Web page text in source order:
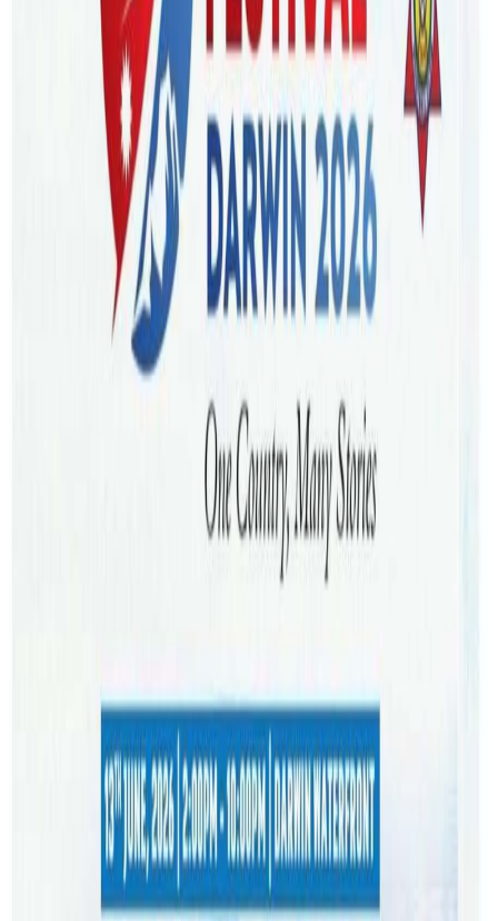
Wednesday, 2026 February 25 / 6:24 pm
काठमाडौं । नेपालका लागि अष्ट्रेलियन राजदूतमा नयाँ व्यक्ति
अष्ट्रेलियाली दूतावासका अनुसार साइमन अर्न्स्ट नयाँ राजदूतका रुपमा
बनाउन र नेपाल संग सहकार्य गर्न प्रतिबद्द रहेको बताउनुभएको छ ।
यस वेवसाइटमा प्रकाशित समाचार, विचार र लेखबारे तपाईंको कुनै
प्रतिक्रिया, गुनासो, सुझाव र सल्लाह छन् भने कृपया हामीलाई निम्न ईमेलमा
पठाउनुहोला । तपाईंको सहयोगले हामीलाई निष्पक्ष र तटस्थ पत्रकारिता गर्न
टेवा पुग्नेछ । सम्पर्क इमेल : info@nepaltube.com.au